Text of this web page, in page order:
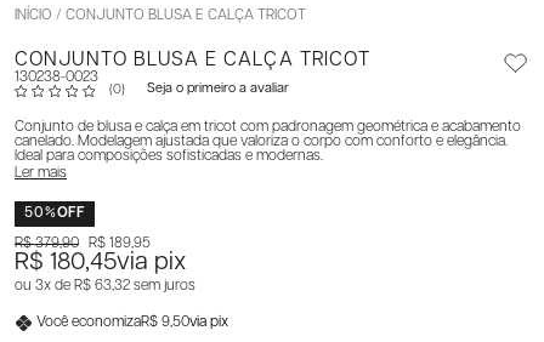
INÍCIO CONJUNTO BLUSA E CALÇA TRICOT
CONJUNTO BLUSA E CALÇA TRICOT
130238-0023
(0) Seja o primeiro a avaliar
Conjunto de blusa e calça em tricot com padronagem geométrica e acabamento
canelado. Modelagem ajustada que valoriza o corpo com conforto e elegância.
Ideal para composições sofisticadas e modernas.
Ler mais
50%OFF
R$ 180,45via pix
R$ 379,90 R$ 189,95
3x R$ 63,32 sem juros
Você economizaR$ 9,50via pix